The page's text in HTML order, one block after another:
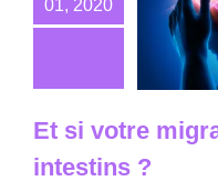
01, 2020
Et si votre
intestins ?